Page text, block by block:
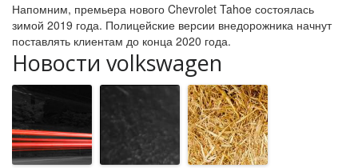
Напомним, премьера нового Chevrolet Tahoe состоялась
зимой 2019 года. Полицейские версии внедорожника начнут
поставлять клиентам до конца 2020 года.
Новости volkswagen